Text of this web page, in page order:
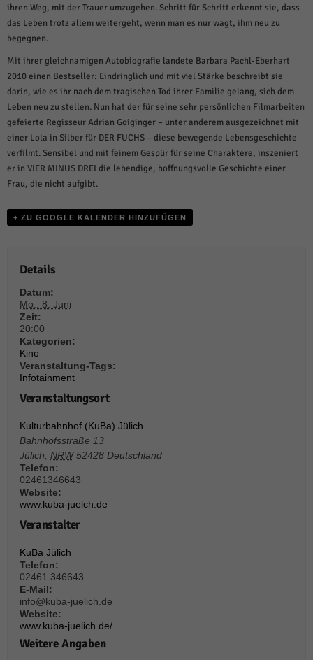
ihren Weg, mit der Trauer umzugehen. Schritt für Schritt erkennt sie, dass
das Leben trotz allem weitergeht, wenn man es nur wagt, ihm neu zu
begegnen.
Mit ihrer gleichnamigen Autobiografie landete Barbara Pachl-Eberhart
2010 einen Bestseller: Eindringlich und mit viel Stärke beschreibt sie
darin, wie es ihr nach dem tragischen Tod ihrer Familie gelang, sich dem
Leben neu zu stellen. Nun hat der für seine sehr persönlichen Filmarbeiten
gefeierte Regisseur Adrian Goiginger – unter anderem ausgezeichnet mit
einer Lola in Silber für DER FUCHS – diese bewegende Lebensgeschichte
verfilmt. Sensibel und mit feinem Gespür für seine Charaktere, inszeniert
er in VIER MINUS DREI die lebendige, hoffnungsvolle Geschichte einer
Frau, die nicht aufgibt.
+ ZU GOOGLE KALENDER HINZUFÜGEN
Details
Datum:
Mo.. 8. Juni
Zeit:
20:00
Kategorien:
Kino
Veranstaltung-Tags:
Infotainment
Veranstaltungsort
Kulturbahnhof (KuBa) Jülich
Bahnhofsstraße 13
Jülich, NRW 52428 Deutschland
Telefon:
02461346643
Website:
www.kuba-juelch.de
Veranstalter
KuBa Jülich
Telefon:
02461 346643
E-Mail:
info@kuba-juelich.de
Website:
www.kuba-juelich.de/
Weitere Angaben
auswählen.
Zurück
Datenschutzeinstellungen
Essenziell (1)
Essenzielle Cookies ermöglichen grundlegende Funktionen und sind für die
einwandfreie Funktion der Website erforderlich.
Cookie-Informationen anzeigen
Statistiken (1)
uns zu verstehen, wie unsere Besucher unsere Website nutzen.
Marketing (1)
Marketing-Cookies werden von Drittanbietern oder Publishern verwendet,
um personalisierte Werbung anzuzeigen. Sie tun dies, indem sie Besucher
über Websites hinweg verfolgen.
Externe Medien (6)
standardmäßig blockiert. Wenn Cookies von externen Medien akzeptiert
mehr.
Cookie-Informationen anzeigen
powered by Borlabs Cookie